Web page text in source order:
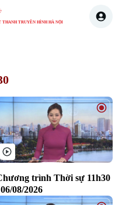
THANH TRUYỀN HÌNH HÀ NỘI
trình Thời sự 11h30
08/2026